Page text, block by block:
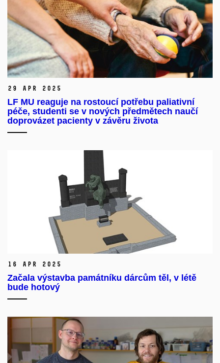
29 Apr 2025
LF MU reaguje na rostoucí potřebu paliativní
péče, studenti se v nových předmětech naučí
doprovázet pacienty v závěru života
16 Apr 2025
Začala výstavba památníku dárcům těl, v létě
bude hotový